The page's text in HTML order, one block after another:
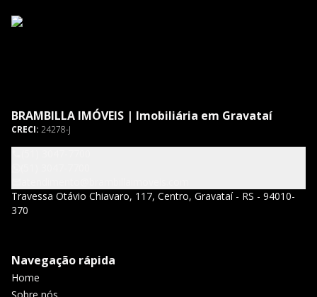
BRAMBILLA IMÓVEIS | Imobiliária em Gravataí
CRECI: 24278-J
Travessa Otávio Chiavaro, 117, Centro, Gravataí - RS - 94010-
370
Navegação rápida
Home